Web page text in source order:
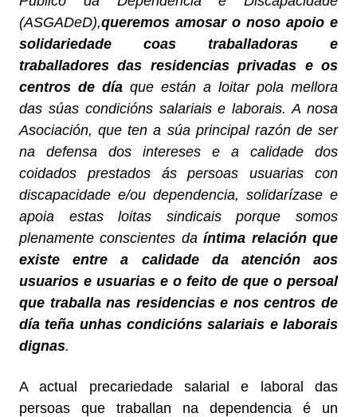
(ASGADeD),queremos amosar o noso apoio e
solidariedade coas traballadoras e
traballadores das residencias privadas e os
centros de día que están a loitar pola mellora
das súas condicións salariais e laborais. A nosa
Asociación, que ten a súa principal razón de ser
na defensa dos intereses e a calidade dos
coidados prestados ás persoas usuarias con
discapacidade e/ou dependencia, solidarízase e
apoia estas loitas sindicais porque somos
plenamente conscientes daíntima relación que
existe entre a calidade da atención aos
usuarios e usuarias e o feito de que o persoal
que traballa nas residencias e nos centros de
día teña unhas condicións salariais e laborais
dignas.
A actual precariedade salarial e laboral das
persoas que traballan na dependencia é un